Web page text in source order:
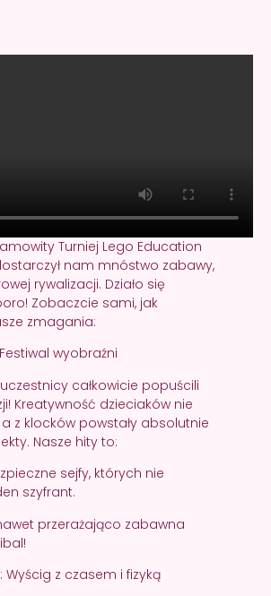
Turniej Lego Education
nam mnóstwo zabawy,
rywalizacji. Działo się
Zobaczcie sami, jak
zmagania:
wyobraźni
całkowicie popuścili
Kreatywność dzieciaków nie
a z klocków powstały absolutnie
Nasze hity to:
sejfy, których nie
szyfrant.
przerażająco zabawna
Wyścig z czasem i fizyką